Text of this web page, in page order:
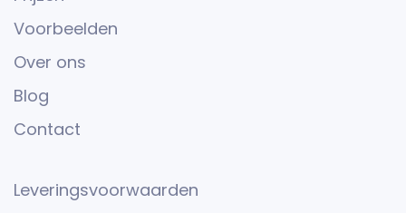
Voorbeelden
Over ons
Blog
Contact
Leveringsvoorwaarden